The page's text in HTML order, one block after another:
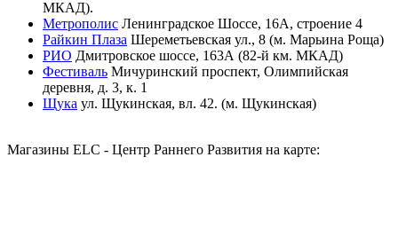
МКАД).
Метрополис Ленинградское Шоссе, 16А, строение 4
Райкин Плаза Шереметьевская ул., 8 (м. Марьина Роща)
РИО Дмитровское шоссе, 163А (82-й км. МКАД)
Фестиваль Мичуринский проспект, Олимпийская
деревня, д. 3, к. 1
Щука ул. Щукинская, вл. 42. (м. Щукинская)
Магазины ELC - Центр Раннего Развития на карте: